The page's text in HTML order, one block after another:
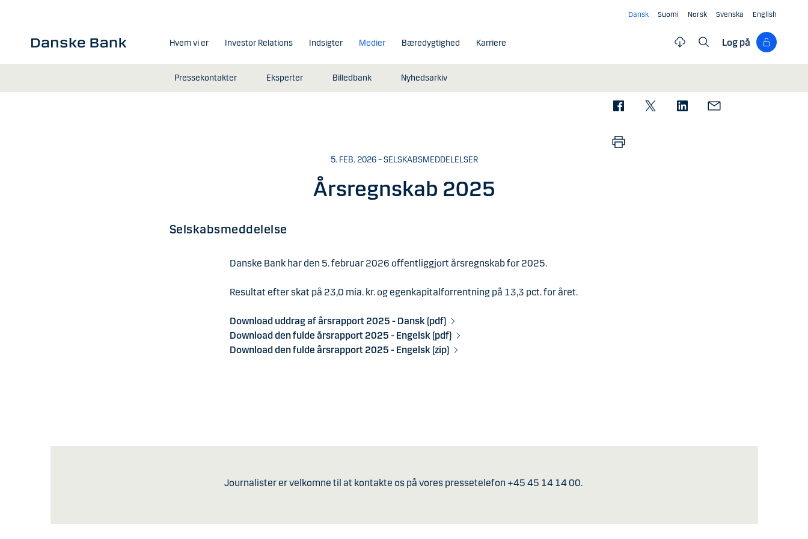
Dansk Suomi Norsk Svenska English
Hvem vi er Investor Relations Indsigter Medier
Pressekontakter Eksperter Billedbank Nyhedsarkiv
Bæredygtighed Karriere Log på
5. FEB. 2026 – SELSKABSMEDDELELSER
Årsregnskab 2025
Selskabsmeddelelse
Danske Bank har den 5. februar 2026 offentliggjort årsregnskab for 2025.
Resultat efter skat på 23,0 mia. kr. og egenkapitalforrentning på 13,3 pct. for året.
Download uddrag af årsrapport 2025 - Dansk (pdf)
Download den fulde årsrapport 2025 - Engelsk (pdf)
Download den fulde årsrapport 2025 - Engelsk (zip)
Journalister er velkomne til at kontakte os på vores pressetelefon +45 45 14 14 00.